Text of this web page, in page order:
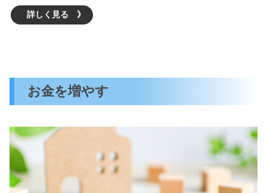
詳しく見る 》
お金を増やす